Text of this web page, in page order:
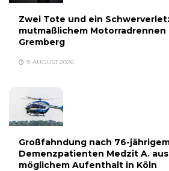
Zwei Tote und ein
mutmaßlichem Motorradrennen
Gremberg
9. AUGUST 2026
Großfahndung nach 76-
Demenzpatienten Medzit A.
möglichem Aufenthalt in Köln